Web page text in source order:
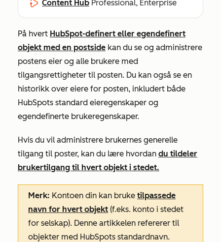
Content Hub Professional, Enterprise
På hvert HubSpot-definert eller egendefinert
objekt med en postside kan du se og administrere
postens eier og alle brukere med
tilgangsrettigheter til posten. Du kan også se en
historikk over eiere for posten, inkludert både
HubSpots standard eieregenskaper og
egendefinerte brukeregenskaper.
Hvis du vil administrere brukernes generelle
tilgang til poster, kan du lære hvordan du tildeler
brukertilgang til hvert objekt i stedet.
Merk: Kontoen din kan bruke tilpassede
navn for hvert objekt (f.eks. konto i stedet
for selskap). Denne artikkelen refererer til
objekter med HubSpots standardnavn.